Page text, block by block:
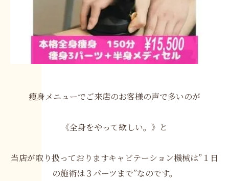
痩身メニューでご来店のお客様の声で多いのが
《全身をやって欲しい。》と
当店が取り扱っておりますキャビテーション機械は”１日
の施術は３パーツまで”なのです。